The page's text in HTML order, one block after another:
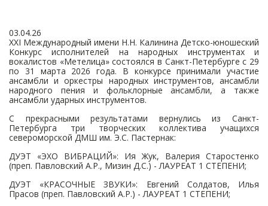
03.04.26
ХХI Международный имени Н.Н. Калинина Детско-юношеский
Конкурс исполнителей на народных инструментах и
вокалистов «Метелица» состоялся в Санкт-Петербурге с 29
по 31 марта 2026 года. В конкурсе принимали участие
ансамбли и оркестры народных инструментов, ансамбли
народного пения и фольклорные ансамбли, а также
ансамбли ударных инструментов.
С прекрасными результатами вернулись из Санкт-
Петербурга три творческих коллектива учащихся
североморской ДМШ им. Э.С. Пастернак:
ДУЭТ «ЭХО ВИБРАЦИЙ»: Ия Жук, Валерия Старостенко
(преп. Павловский А.Р., Мизин Д.С.) - ЛАУРЕАТ 1 СТЕПЕНИ;
ДУЭТ «КРАСОЧНЫЕ ЗВУКИ»: Евгений Солдатов, Илья
Прасов (преп. Павловский А.Р.) - ЛАУРЕАТ 1 СТЕПЕНИ;